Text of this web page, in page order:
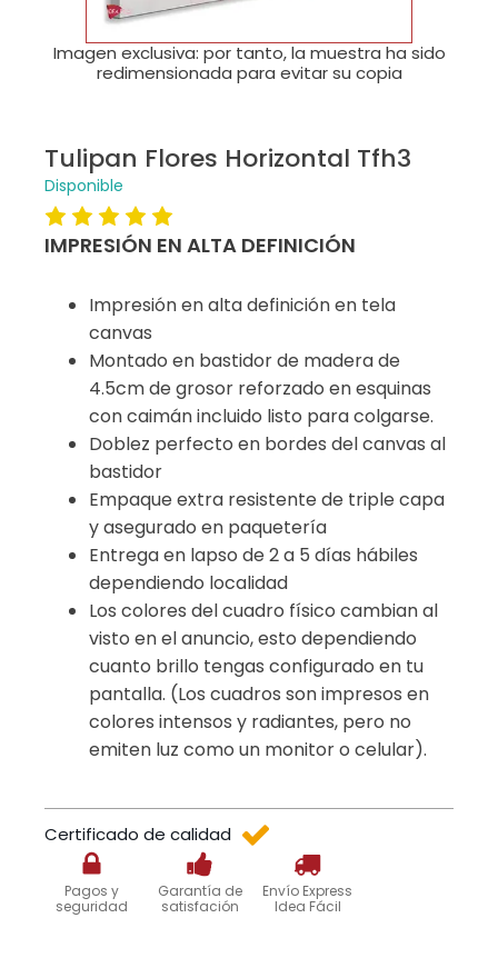
Imagen exclusiva: por tanto, la muestra ha sido
redimensionada para evitar su copia
Tulipan Flores Horizontal Tfh3
Disponible
IMPRESIÓN EN ALTA DEFINICIÓN
Impresión en alta definición en tela
canvas
Montado en bastidor de madera de
4.5cm de grosor reforzado en esquinas
con caimán incluido listo para colgarse.
Doblez perfecto en bordes del canvas al
bastidor
Empaque extra resistente de triple capa
y asegurado en paquetería
Entrega en lapso de 2 a 5 días hábiles
dependiendo localidad
Los colores del cuadro físico cambian al
visto en el anuncio, esto dependiendo
cuanto brillo tengas configurado en tu
pantalla. (Los cuadros son impresos en
colores intensos y radiantes, pero no
emiten luz como un monitor o celular).
Certificado de calidad
Pagos y
seguridad
Garantía de
satisfación
Envío Express
Idea Fácil